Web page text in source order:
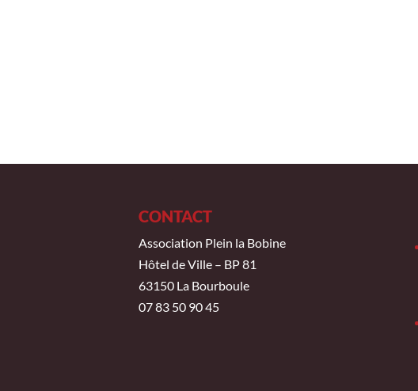
CONTACT
Association Plein la Bobine
Hôtel de Ville – BP 81
63150 La Bourboule
07 83 50 90 45